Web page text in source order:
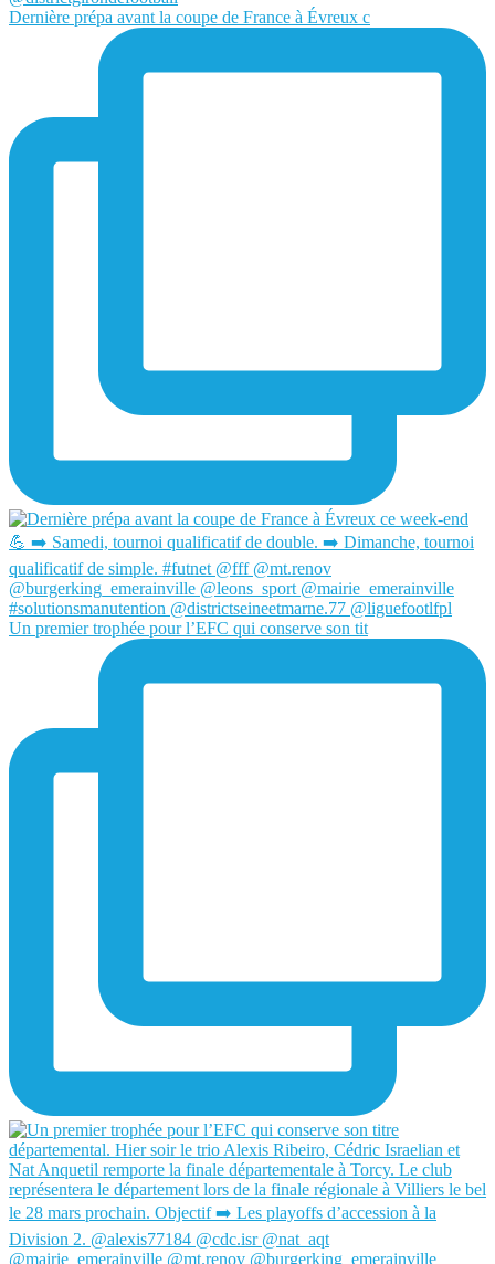
Dernière prépa avant la coupe de France à Évreux c
Un premier trophée pour l’EFC qui conserve son tit